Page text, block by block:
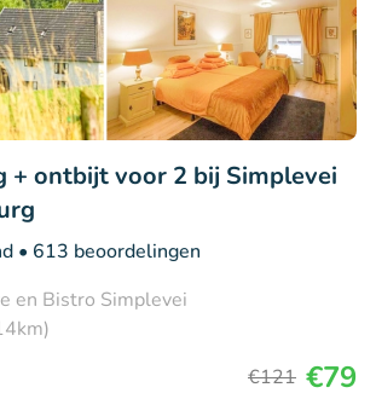
+ ontbijt voor 2 bij Simplevei
• 613 beoordelingen
en Bistro Simplevei
€121 €79